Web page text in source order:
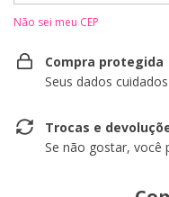
Não sei meu CEP
Compra protegida
Seus dados
Trocas e
Se não gostar, você